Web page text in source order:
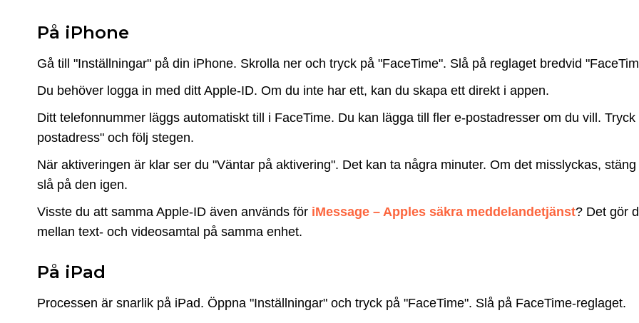
På iPhone
Gå till "Inställningar" på din iPhone. Skrolla ner och tryck på "FaceTime". Slå på reglaget bredvid
Du behöver logga in med ditt Apple-ID. Om du inte har ett, kan du skapa ett direkt i appen.
Ditt telefonnummer läggs automatiskt till i FaceTime. Du kan lägga till fler e-postadresser om du vill.
postadress" och följ stegen.
När aktiveringen är klar ser du "Väntar på aktivering". Det kan ta några minuter. Om det misslyckas,
slå på den igen.
Visste du att samma Apple-ID även används för iMessage – Apples säkra meddelandetjänst? Det gör
mellan text- och videosamtal på samma enhet.
På iPad
Processen är snarlik på iPad. Öppna "Inställningar" och tryck på "FaceTime". Slå på FaceTime-reglaget.